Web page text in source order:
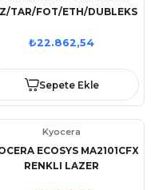
TAR/FOT/ETH/DUBLEKS
₺22.862,54
Sepete Ekle
Kyocera
ECOSYS MA2101CFX
RENKLI LAZER